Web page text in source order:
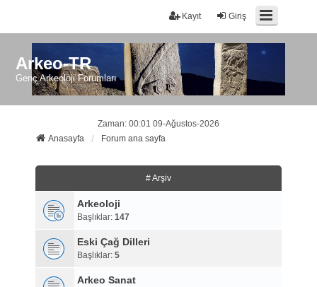
Giriş
Kayıt
Arkeo-TR
Genç Arkeoloji Forumları
Zaman: 00:01 09-Ağustos-2026
Anasayfa
Forum ana sayfa
# Arşiv
Arkeoloji
Başlıklar: 147
Eski Çağ Dilleri
Başlıklar: 5
Arkeo Sanat